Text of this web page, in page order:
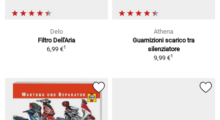
Delo
Filtro Dell'Aria
6,99 €1
Athena
Guarnizioni scarico tra
silenziatore
9,99 €1